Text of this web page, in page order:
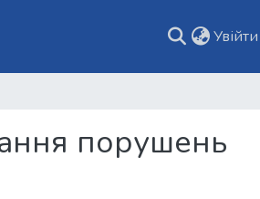
порушень